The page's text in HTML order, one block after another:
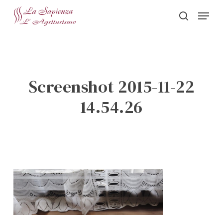
search
Menu
Screenshot 2015-11-22
14.54.26